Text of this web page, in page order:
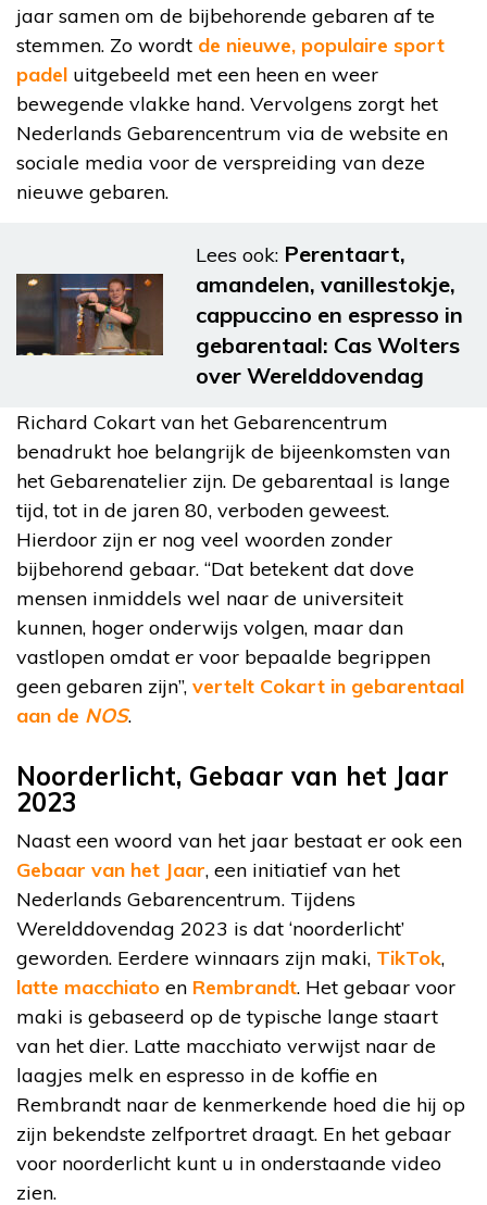
jaar samen om de bijbehorende gebaren af te
stemmen. Zo wordt de nieuwe, populaire sport
padel uitgebeeld met een heen en weer
bewegende vlakke hand. Vervolgens zorgt het
Nederlands Gebarencentrum via de website en
sociale media voor de verspreiding van deze
nieuwe gebaren.
Lees ook: Perentaart,
amandelen, vanillestokje,
cappuccino en espresso in
gebarentaal: Cas Wolters
over Werelddovendag
Richard Cokart van het Gebarencentrum
benadrukt hoe belangrijk de bijeenkomsten van
het Gebarenatelier zijn. De gebarentaal is lange
tijd, tot in de jaren 80, verboden geweest.
Hierdoor zijn er nog veel woorden zonder
bijbehorend gebaar. “Dat betekent dat dove
mensen inmiddels wel naar de universiteit
kunnen, hoger onderwijs volgen, maar dan
vastlopen omdat er voor bepaalde begrippen
geen gebaren zijn”, vertelt Cokart in gebarentaal
aan de NOS.
Noorderlicht, Gebaar van het Jaar
2023
Naast een woord van het jaar bestaat er ook een
Gebaar van het Jaar, een initiatief van het
Nederlands Gebarencentrum. Tijdens
Werelddovendag 2023 is dat ‘noorderlicht’
geworden. Eerdere winnaars zijn maki, TikTok,
latte macchiato en Rembrandt. Het gebaar voor
maki is gebaseerd op de typische lange staart
van het dier. Latte macchiato verwijst naar de
laagjes melk en espresso in de koffie en
Rembrandt naar de kenmerkende hoed die hij op
zijn bekendste zelfportret draagt. En het gebaar
voor noorderlicht kunt u in onderstaande video
zien.